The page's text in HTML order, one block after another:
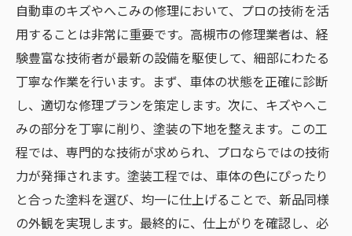
自動車のキズやへこみの修理において、プロの技術を活
用することは非常に重要です。高槻市の修理業者は、経
験豊富な技術者が最新の設備を駆使して、細部にわたる
丁寧な作業を行います。まず、車体の状態を正確に診断
し、適切な修理プランを策定します。次に、キズやへこ
みの部分を丁寧に削り、塗装の下地を整えます。この工
程では、専門的な技術が求められ、プロならではの技術
力が発揮されます。塗装工程では、車体の色にぴったり
と合った塗料を選び、均一に仕上げることで、新品同様
の外観を実現します。最終的に、仕上がりを確認し、必